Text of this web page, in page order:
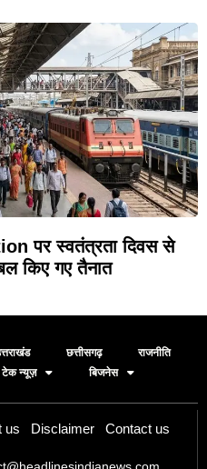
पर स्वतंत्रता दिवस से
किए गए तैनात
छत्तीसगढ़
राजनीति
टेक न्यूज़ बिजनेस
us Disclaimer Contact us